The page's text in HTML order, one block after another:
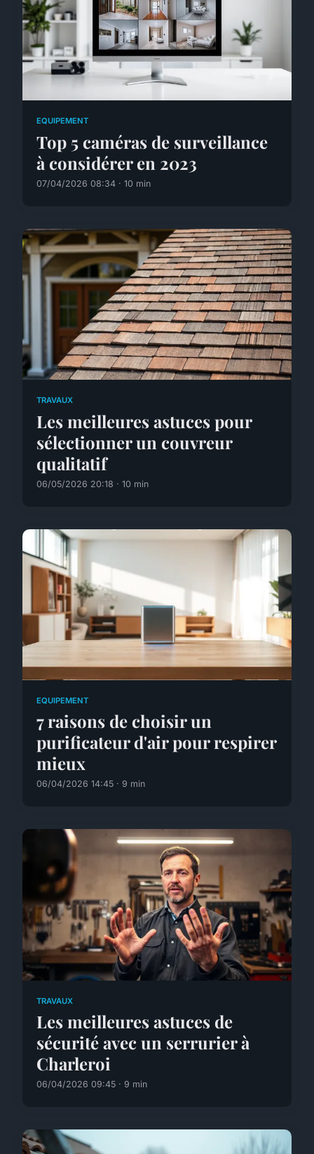
EQUIPEMENT
Top 5 caméras de surveillance
à considérer en 2023
07/04/2026 08:34 · 10 min
TRAVAUX
Les meilleures astuces pour
sélectionner un couvreur
qualitatif
06/05/2026 20:18 · 10 min
EQUIPEMENT
7 raisons de choisir un
purificateur d'air pour respirer
mieux
06/04/2026 14:45 · 9 min
TRAVAUX
Les meilleures astuces de
sécurité avec un serrurier à
Charleroi
06/04/2026 09:45 · 9 min